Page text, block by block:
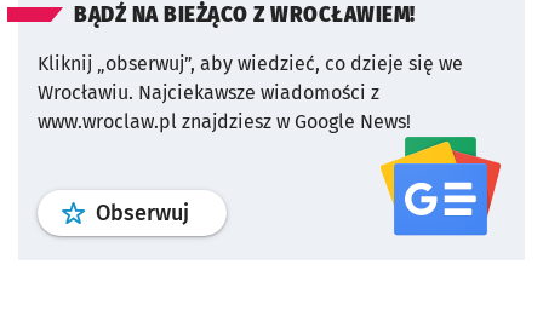
BĄDŹ NA BIEŻĄCO Z WROCŁAWIEM!
Kliknij „obserwuj”, aby wiedzieć, co dzieje się we
Wrocławiu. Najciekawsze wiadomości z
www.wroclaw.pl znajdziesz w Google News!
Obserwuj profil serwisu